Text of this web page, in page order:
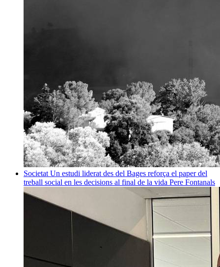
Societat Un estudi liderat des del Bages reforça el paper del
treball social en les decisions al final de la vida Pere Fontanals